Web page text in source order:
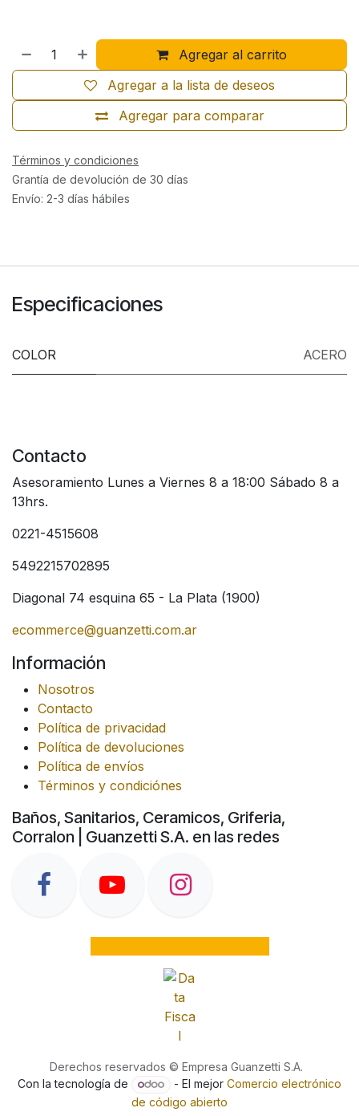
Agregar al carrito
Agregar para comparar
Agregar a la lista de deseos
Términos y condiciones
Grantía de devolución de 30 días
Envío: 2-3 días hábiles
Especificaciones
COLOR ACERO
Contacto
Asesoramiento Lunes a Viernes 8 a 18:00 Sábado 8 a
13hrs.
0221-4515608
5492215702895
Diagonal 74 esquina 65 - La Plata (1900)
ecommerce@guanzetti.com.ar
Información
Nosotros
Contacto
Política de privacidad
Política de devoluciones
Política de envíos
Términos y condiciónes
Baños, Sanitarios, Ceramicos, Griferia,
Corralon | Guanzetti S.A. en las redes
Derechos reservados © Empresa Guanzetti S.A.
Con la tecnología de
- El mejor Comercio electrónico
de código abierto